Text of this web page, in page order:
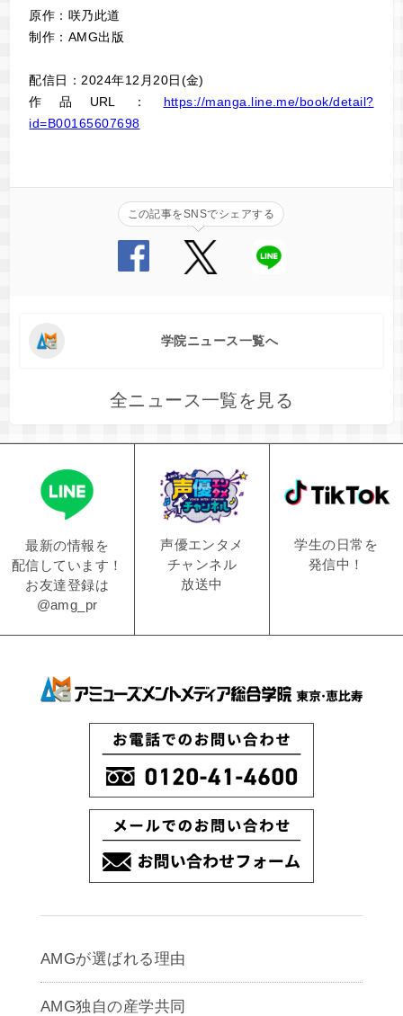
原作：咲乃此道
制作：AMG出版
配信日：2024年12月20日(金)
作品URL： https://manga.line.me/book/detail?
id=B00165607698
この記事をSNSでシェアする
学院ニュース一覧へ
全ニュース一覧を見る
最新の情報を
配信しています！
お友達登録は
@amg_pr
声優エンタメ
チャンネル
放送中
学生の日常を
発信中！
AMGが選ばれる理由
AMG独自の産学共同